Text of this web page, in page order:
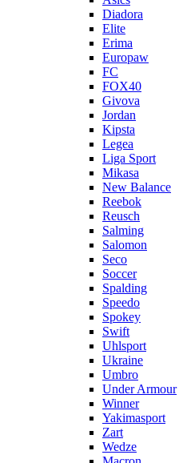
Diadora
Elite
Erima
Europaw
FC
FOX40
Givova
Jordan
Kipsta
Legea
Liga Sport
Mikasa
New Balance
Reebok
Reusch
Salming
Salomon
Seco
Soccer
Spalding
Speedo
Spokey
Swift
Uhlsport
Ukraine
Umbro
Under Armour
Winner
Yakimasport
Zart
Wedze